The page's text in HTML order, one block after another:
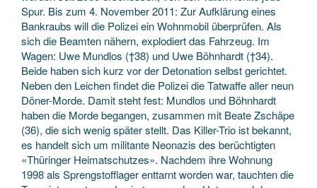
Spur. Bis zum 4. November 2011: Zur Aufklärung eines
Bankraubs will die Polizei ein Wohnmobil überprüfen. Als
sich die Beamten nähern, explodiert das Fahrzeug. Im
Wagen: Uwe Mundlos (†38) und Uwe Böhnhardt (†34).
Beide haben sich kurz vor der Detonation selbst gerichtet.
Neben den Leichen findet die Polizei die Tatwaffe aller neun
Döner-Morde. Damit steht fest: Mundlos und Böhnhardt
haben die Morde begangen, zusammen mit Beate Zschäpe
(36), die sich wenig später stellt. Das Killer-Trio ist bekannt,
es handelt sich um militante Neonazis des berüchtigten
«Thüringer Heimatschutzes». Nachdem ihre Wohnung
1998 als Sprengstofflager enttarnt worden war, tauchten die